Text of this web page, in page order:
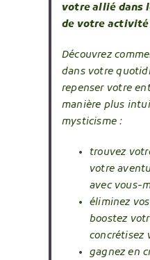
votre allié dans
de votre activité
Découvrez
dans votre
repenser votre
manière plus
mysticisme :
trouvez
votre
avec vous-
éliminez
boostez
concrétisez
gagnez en